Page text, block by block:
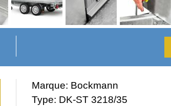
Marque: Bockmann
Type: DK-ST 3218/35